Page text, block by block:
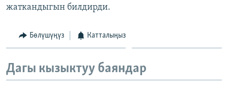
жаткандыгын билдирди.
Бөлүшүңүз Катталыңыз
Дагы кызыктуу баяндар